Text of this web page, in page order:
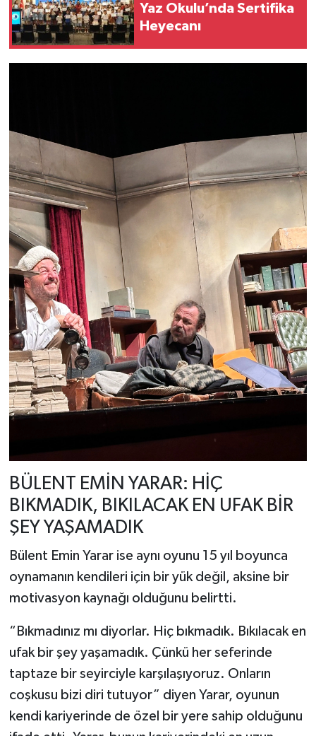
Yaz Okulu’nda Sertifika
Heyecanı
BÜLENT EMİN YARAR: HİÇ
BIKMADIK, BIKILACAK EN UFAK BİR
ŞEY YAŞAMADIK
Bülent Emin Yarar ise aynı oyunu 15 yıl boyunca
oynamanın kendileri için bir yük değil, aksine bir
motivasyon kaynağı olduğunu belirtti.
“Bıkmadınız mı diyorlar. Hiç bıkmadık. Bıkılacak en
ufak bir şey yaşamadık. Çünkü her seferinde
taptaze bir seyirciyle karşılaşıyoruz. Onların
coşkusu bizi diri tutuyor” diyen Yarar, oyunun
kendi kariyerinde de özel bir yere sahip olduğunu